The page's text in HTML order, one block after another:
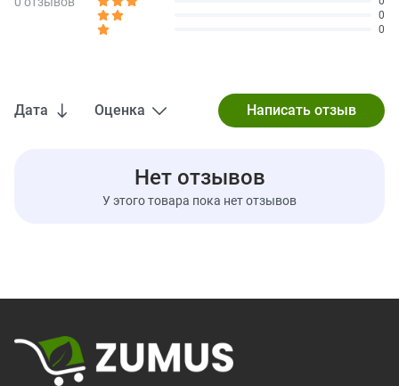
Дата Оценка
Нет отзывов
У этого товара пока нет отзывов
0
0